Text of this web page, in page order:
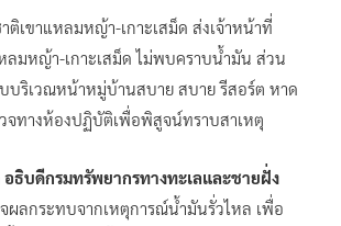
เขาแหลมหญ้า-เกาะเสม็ด ส่งเจ้าหน้าที่
ลมหญ้า-เกาะเสม็ด ไม่พบคราบน้ำมัน ส่วน
บริเวณหน้าหมู่บ้านสบาย สบาย รีสอร์ต หาด
จทางห้องปฏิบัติเพื่อพิสูจน์ทราบสาเหตุ
ธิบดีกรมทรัพยากรทางทะเลและชายฝั่ง
ผลกระทบจากเหตุการณ์น้ำมันรั่วไหล เพื่อ